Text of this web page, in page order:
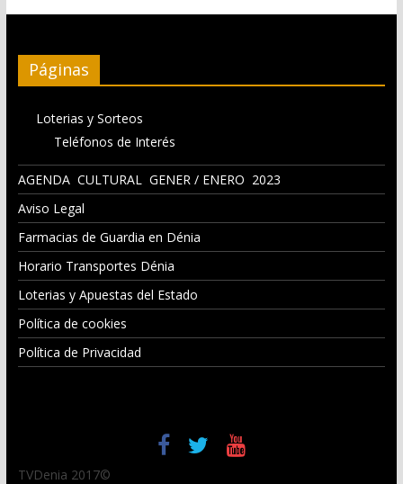
Páginas
Loterias y Sorteos
Teléfonos de Interés
AGENDA CULTURAL GENER / ENERO 2023
Aviso Legal
Farmacias de Guardia en Dénia
Horario Transportes Dénia
Loterias y Apuestas del Estado
Política de cookies
Política de Privacidad
TVDenia 2017©